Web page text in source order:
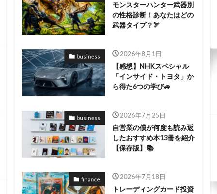
モンスターハンター武器別
の性格診断！あなたはどの
武器タイプ？🏹
business 2026年8月1日
【感想】NHKスペシャル
「インサイド・トヨタ」か
ら得た6つの学び🚙
business 2026年7月25日
自営業の僕が何度も読み返
したおすすめ本13冊を紹介
【保存版】📚
finance 2026年7月18日
トレーディングカード投資